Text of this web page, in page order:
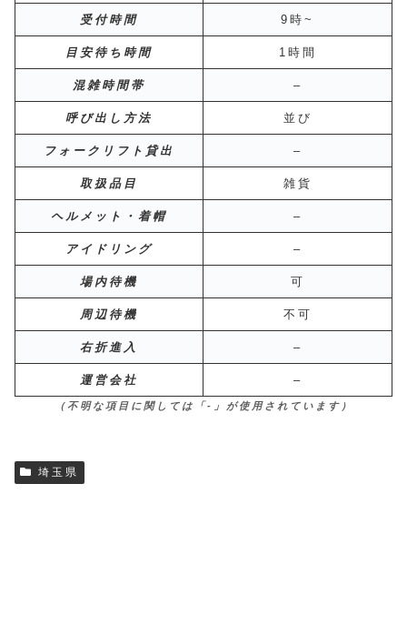
受付時間 9時~
目安待ち時間 1時間
混雑時間帯 –
呼び出し方法 並び
フォークリフト貸出 –
取扱品目 雑貨
ヘルメット・着帽 –
アイドリング –
場内待機 可
周辺待機 不可
右折進入 –
運営会社 –
（不明な項目に関しては「-」が使用されています）
埼玉県